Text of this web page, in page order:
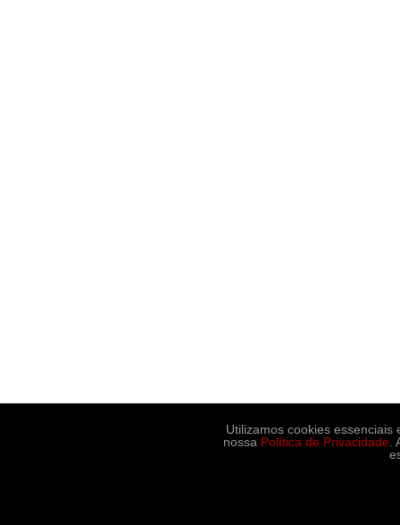
Utilizamos cookies
nossa Política de Privacidade